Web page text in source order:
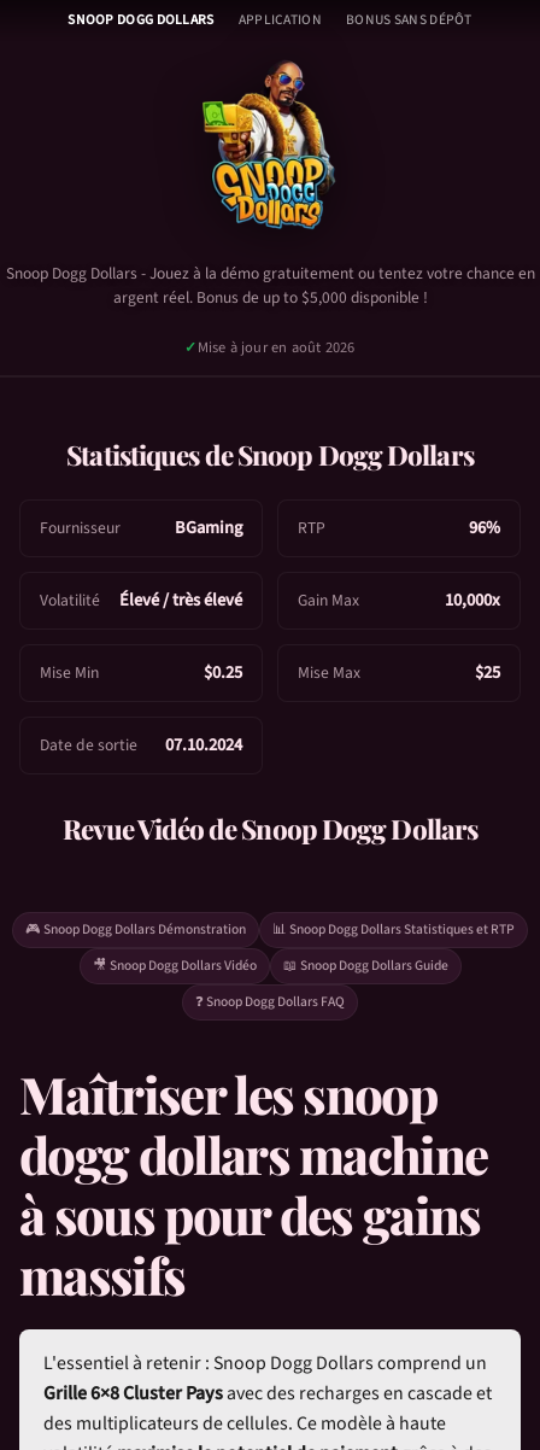
SNOOP DOGG DOLLARS APPLICATION BONUS SANS DÉPÔT
🎰
S
g
a
s
Snoop Dogg Dollars - Table
Snoop Dogg Dollars Démonstration
Vidéo Snoop Dogg Dollars
Snoop Dogg Dollars Stats & RTP
Snoop Dogg Dollars Guide et conseils
Snoop Dogg Dollars FAQ
Snoop Dogg Dollars - Jouez à la démo gratuitement ou tentez votre chance en
argent réel. Bonus de up to $5,000 disponible !
✓Mise à jour en août 2026
1,879inscrits aujourd'hui ✓Plateforme Certifiée
Statistiques deSnoop Dogg Dollars
Fournisseur BGaming RTP 96%
Volatilité Élevé / très élevé Gain Max 10,000x
Mise Min $0.25 Mise Max $25
Date de sortie 07.10.2024
Revue Vidéo deSnoop Dogg Dollars
🎮 Snoop Dogg DollarsDémonstration 📊 Snoop Dogg DollarsStatistiques et RTP
🎥 Snoop Dogg DollarsVidéo 📖 Snoop Dogg DollarsGuide
❓ Snoop Dogg DollarsFAQ
Maîtriser lessnoop
dogg dollarsmachine
à sous pour des gains
massifs
L'essentiel à retenir : Snoop Dogg Dollarscomprend un
Grille 6×8 Cluster Paysavec des recharges en cascade et
des multiplicateurs de cellules. Ce modèle à haute